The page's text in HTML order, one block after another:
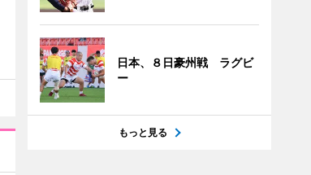
日本、８日豪州戦 ラグビ
ー
もっと見る